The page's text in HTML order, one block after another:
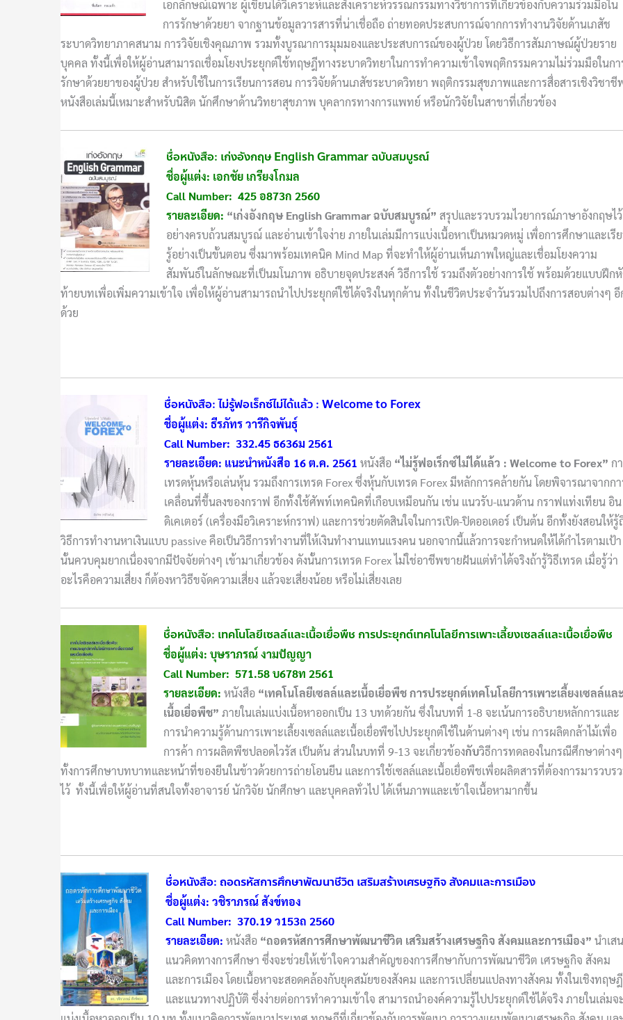
เอกลักษณ์เฉพาะ ผู้เขียนได้วิเคราะห์และสังเคราะห์วรรณกรรมทางวิชาการที่เกี่ยวข้องกับความร่วมมือใน
การรักษาด้วยยา จากฐานข้อมูลวารสารที่น่าเชื่อถือ ถ่ายทอดประสบการณ์จากการทำงานวิจัยด้านเภสัช
ระบาดวิทยาภาคสนาม การวิจัยเชิงคุณภาพ รวมทั้งบูรณาการมุมมองและประสบการณ์ของผู้ป่วย โดยวิธีการสัมภาษณ์ผู้ป่วยราย
บุคคล ทั้งนี้เพื่อให้ผู้อ่านสามารถเชื่อมโยงประยุกต์ใช้ทฤษฎีทางระบาดวิทยาในการทำความเข้าใจพฤติกรรมความไม่ร่วมมือในกา
รักษาด้วยยาของผู้ป่วย สำหรับใช้ในการเรียนการสอน การวิจัยด้านเภสัชระบาดวิทยา พฤติกรรมสุขภาพและการสื่อสารเชิงวิชาชี
หนังสือเล่มนี้เหมาะสำหรับนิสิต นักศึกษาด้านวิทยาสุขภาพ บุคลากรทางการแพทย์ หรือนักวิจัยในสาขาที่เกี่ยวข้อง
ชื่อหนังสือ: เก่งอังกฤษ English Grammar ฉบับสมบูรณ์
ชื่อผู้แต่ง: เอกชัย เกรียงโกมล
Call Number: 425 อ873ก 2560
รายละเอียด: “เก่งอังกฤษEnglish Grammarฉบับสมบูรณ์” สรุปและรวบรวมไวยากรณ์ภาษาอังกฤษไว้
อย่างครบถ้วนสมบูรณ์ และอ่านเข้าใจง่าย ภายในเล่มมีการแบ่งเนื้อหาเป็นหมวดหมู่ เพื่อการศึกษาและเรี
รู้อย่างเป็นขั้นตอน ซึ่งมาพร้อมเทคนิค Mind Map ที่จะทำให้ผู้อ่านเห็นภาพใหญ่และเชื่อมโยงความ
สัมพันธ์ในลักษณะที่เป็นมโนภาพ อธิบายจุดประสงค์ วิธีการใช้ รวมถึงตัวอย่างการใช้ พร้อมด้วยแบบฝึก
ท้ายบทเพื่อเพิ่มความเข้าใจ เพื่อให้ผู้อ่านสามารถนำไปประยุกต์ใช้ได้จริงในทุกด้าน ทั้งในชีวิตประจำวันรวมไปถึงการสอบต่างๆ อี
ด้วย
ชื่อหนังสือ: ไม่รู้ฟอเร็กซ์ไม่ได้แล้ว : Welcome to Forex
ชื่อผู้แต่ง: ธีรภัทร วารีกิจพันธุ์
Call Number: 332.45 ธ636ม 2561
รายละเอียด: แนะนำหนังสือ 16 ต.ค. 2561 หนังสือ “ไม่รู้ฟอเร็กซ์ไม่ได้แล้ว : Welcome to Forex” ก
เทรดหุ้นหรือเล่นหุ้น รวมถึงการเทรด Forex ซึ่งหุ้นกับเทรด Forex มีหลักการคล้ายกัน โดยพิจารณาจากก
เคลื่อนที่ขึ้นลงของกราฟ อีกทั้งใช้ศัพท์เทคนิคที่เกือบเหมือนกัน เช่น แนวรับ-แนวด้าน กราฟแท่งเทียน อิน
ดิเคเตอร์ (เครื่องมือวิเคราะห์กราฟ) และการช่วยตัดสินใจในการเปิด-ปิดออเดอร์ เป็นต้น อีกทั้งยังสอนให้รู้
วิธีการทำงานหาเงินแบบ passive คือเป็นวิธีการทำงานที่ให้เงินทำงานแทนแรงคน นอกจากนี้แล้วการจะกำหนดให้ได้กำไรตามเป้า
นั้นควบคุมยากเนื่องจากมีปัจจัยต่างๆ เข้ามาเกี่ยวข้อง ดังนั้นการเทรด Forex ไม่ใช่อาชีพขายฝันแต่ทำได้จริงถ้ารู้วิธีเทรด เมื่อรู้ว่า
อะไรคือความเสี่ยง ก็ต้องหาวิธีขจัดความเสี่ยง แล้วจะเสี่ยงน้อย หรือไม่เสี่ยงเลย
ชื่อหนังสือ: เทคโนโลยีเซลล์และเนื้อเยื่อพืช การประยุกต์เทคโนโลยีการเพาะเลี้ยงเซลล์และเนื้อเยื่อพืช
ชื่อผู้แต่ง: บุษราภรณ์ งามปัญญา
Call Number: 571.58 บ678ท 2561
รายละเอียด: หนังสือ “เทคโนโลยีเซลล์และเนื้อเยื่อพืช การประยุกต์เทคโนโลยีการเพาะเลี้ยงเซลล์แล
เนื้อเยื่อพืช” ภายในเล่มแบ่งเนื้อหาออกเป็น 13 บทด้วยกัน ซึ่งในบทที่ 1-8 จะเน้นการอธิบายหลักการและ
การนำความรู้ด้านการเพาะเลี้ยงเซลล์และเนื้อเยื่อพืชไปประยุกต์ใช้ในด้านต่างๆ เช่น การผลิตกล้าไม้เพื่อ
การค้า การผลิตพืชปลอดไวรัส เป็นต้น ส่วนในบทที่ 9-13 จะเกี่ยวข้องกับวิธีการทดลองในกรณีศึกษาต่างๆ
ทั้งการศึกษาบทบาทและหน้าที่ของยีนในข้าวด้วยการถ่ายโอนยีน และการใช้เซลล์และเนื้อเยื่อพืชเพื่อผลิตสารที่ต้องการมารวบร
ไว้ ทั้งนี้เพื่อให้ผู้อ่านที่สนใจทั้งอาจารย์ นักวิจัย นักศึกษา และบุคคลทั่วไป ได้เห็นภาพและเข้าใจเนื้อหามากขึ้น
ชื่อหนังสือ: ถอดรหัสการศึกษาพัฒนาชีวิต เสริมสร้างเศรษฐกิจ สังคมและการเมือง
ชื่อผู้แต่ง: วชิราภรณ์ สังข์ทอง
Call Number: 370.19 ว153ถ 2560
รายละเอียด: หนังสือ “ถอดรหัสการศึกษาพัฒนาชีวิต เสริมสร้างเศรษฐกิจ สังคมและการเมือง” นำเส
แนวคิดทางการศึกษา ซึ่งจะช่วยให้เข้าใจความสำคัญของการศึกษากับการพัฒนาชีวิต เศรษฐกิจ สังคม
และการเมือง โดยเนื้อหาจะสอดคล้องกับยุคสมัยของสังคม และการเปลี่ยนแปลงทางสังคม ทั้งในเชิงทฤษฎี
และแนวทางปฏิบัติ ซึ่งง่ายต่อการทำความเข้าใจ สามารถนำองค์ความรู้ไปประยุกต์ใช้ได้จริง ภายในเล่มจ